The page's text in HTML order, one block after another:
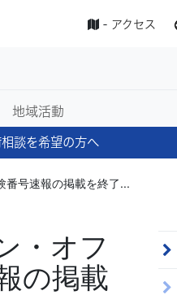
- アクセス
地域活動
談を希望の方へ
番号速報の掲載を終了...
・オフ
の掲載